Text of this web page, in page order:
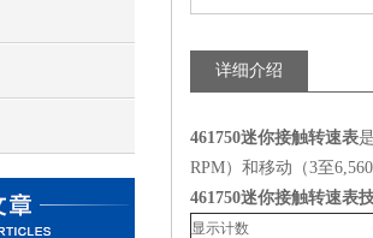
详细介绍
461750迷你接触转速表
RPM）和移动（3至
461750迷你接触转速表
显示计数